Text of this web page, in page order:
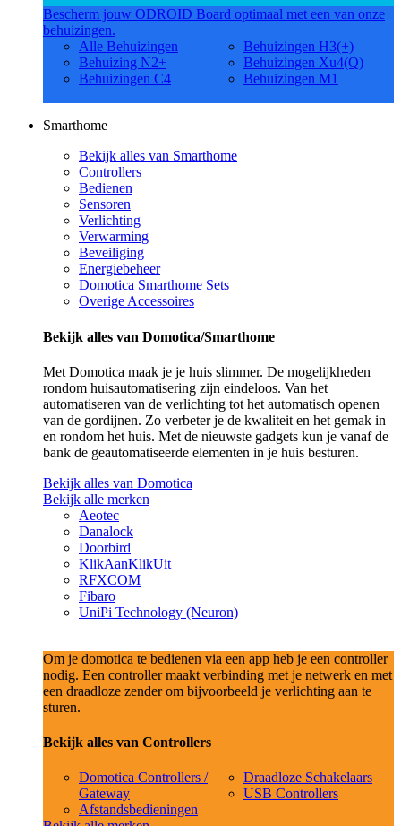
Bescherm jouw ODROID Board optimaal met een van onze
behuizingen.
Alle Behuizingen
Behuizing N2+
Behuizingen C4
Behuizingen H3(+)
Behuizingen Xu4(Q)
Behuizingen M1
Smarthome
Bekijk alles van Smarthome
Controllers
Bedienen
Sensoren
Verlichting
Verwarming
Beveiliging
Energiebeheer
Domotica Smarthome Sets
Overige Accessoires
Bekijk alles van Domotica/Smarthome
Met Domotica maak je je huis slimmer. De mogelijkheden
rondom huisautomatisering zijn eindeloos. Van het
automatiseren van de verlichting tot het automatisch openen
van de gordijnen. Zo verbeter je de kwaliteit en het gemak in
en rondom het huis. Met de nieuwste gadgets kun je vanaf de
bank de geautomatiseerde elementen in je huis besturen.
Bekijk alles van Domotica
Bekijk alle merken
Aeotec
Danalock
Doorbird
KlikAanKlikUit
RFXCOM
Fibaro
UniPi Technology (Neuron)
Om je domotica te bedienen via een app heb je een controller
nodig. Een controller maakt verbinding met je netwerk en met
een draadloze zender om bijvoorbeeld je verlichting aan te
sturen.
Bekijk alles van Controllers
Domotica Controllers /
Gateway
Afstandsbedieningen
Draadloze Schakelaars
USB Controllers